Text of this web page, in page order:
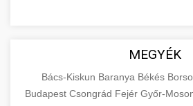
MEGYÉK
Bács-Kiskun Baranya Békés
Budapest Csongrád Fejér Győr-